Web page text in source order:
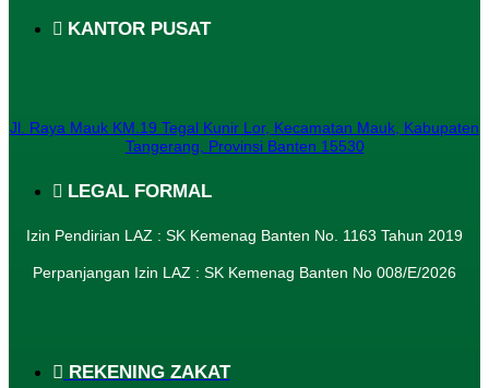
KANTOR PUSAT
Jl. Raya Mauk KM.19 Tegal Kunir Lor, Kecamatan Mauk, Kabupaten
Tangerang, Provinsi Banten 15530
LEGAL FORMAL
Izin Pendirian LAZ : SK Kemenag Banten No. 1163 Tahun 2019
Perpanjangan Izin LAZ : SK Kemenag Banten No 008/E/2026​
REKENING ZAKAT